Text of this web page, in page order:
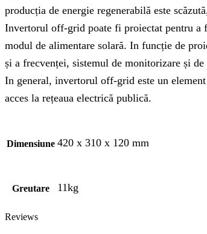
producția de energie regenerabilă este
Invertorul off-grid poate fi proiectat pentru a
modul de alimentare solară. In funcție de
și a frecvenței, sistemul de monitorizare și
In general, invertorul off-grid este un
acces la rețeaua electrică publică.
Dimensiune 420 x 310 x 120 mm
Greutare 11kg
Reviews